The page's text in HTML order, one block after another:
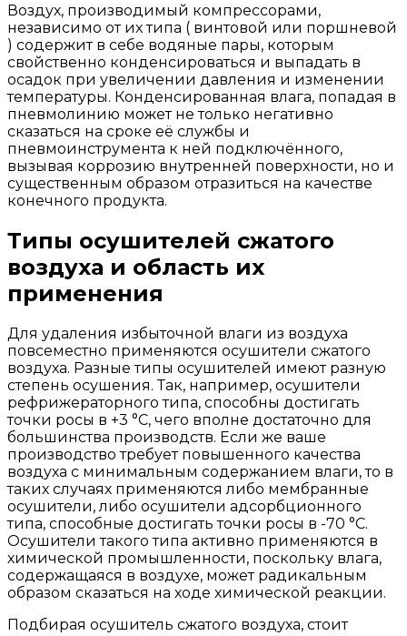
Воздух, производимый компрессорами,
независимо от их типа ( винтовой или поршневой
) содержит в себе водяные пары, которым
свойственно конденсироваться и выпадать в
осадок при увеличении давления и изменении
температуры. Конденсированная влага, попадая в
пневмолинию может не только негативно
сказаться на сроке её службы и
пневмоинструмента к ней подключённого,
вызывая коррозию внутренней поверхности, но и
существенным образом отразиться на качестве
конечного продукта.
Типы осушителей сжатого
воздуха и область их
применения
Для удаления избыточной влаги из воздуха
повсеместно применяются осушители сжатого
воздуха. Разные типы осушителей имеют разную
степень осушения. Так, например, осушители
рефрижераторного типа, способны достигать
точки росы в +3 °С, чего вполне достаточно для
большинства производств. Если же ваше
производство требует повышенного качества
воздуха с минимальным содержанием влаги, то в
таких случаях применяются либо мембранные
осушители, либо осушители адсорбционного
типа, способные достигать точки росы в -70 °С.
Осушители такого типа активно применяются в
химической промышленности, поскольку влага,
содержащаяся в воздухе, может радикальным
образом сказаться на ходе химической реакции.
Подбирая осушитель сжатого воздуха, стоит